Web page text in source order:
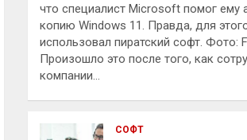
что специалист Microsoft помог ему
копию Windows 11. Правда, для
использовал пиратский софт. Фото:
Произошло это после того, как
компании…
СОФТ